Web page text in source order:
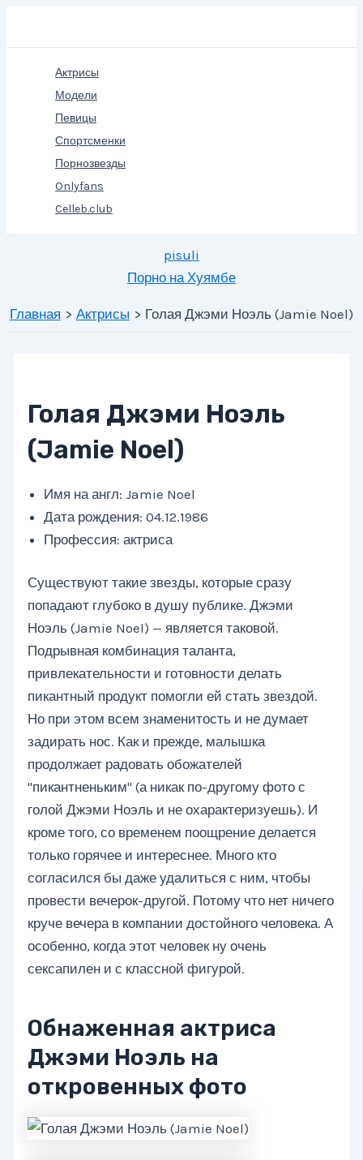
Актрисы
Модели
Певицы
Спортсменки
Порнозвезды
Onlyfans
Celleb.club
pisuli
Порно на Хуямбе
Главная Актрисы Голая Джэми Ноэль (Jamie Noel)
Голая Джэми Ноэль
(Jamie Noel)
Имя на англ: Jamie Noel
Дата рождения: 04.12.1986
Профессия: актриса
Существуют такие звезды, которые сразу
попадают глубоко в душу публике. Джэми
Ноэль (Jamie Noel) — является таковой.
Подрывная комбинация таланта,
привлекательности и готовности делать
пикантный продукт помогли ей стать звездой.
Но при этом всем знаменитость и не думает
задирать нос. Как и прежде, малышка
продолжает радовать обожателей
"пикантненьким" (а никак по-другому фото с
голой Джэми Ноэль и не охарактеризуешь). И
кроме того, со временем поощрение делается
только горячее и интереснее. Много кто
согласился бы даже удалиться с ним, чтобы
провести вечерок-другой. Потому что нет ничего
круче вечера в компании достойного человека. А
особенно, когда этот человек ну очень
сексапилен и с классной фигурой.
Обнаженная актриса
Джэми Ноэль на
откровенных фото